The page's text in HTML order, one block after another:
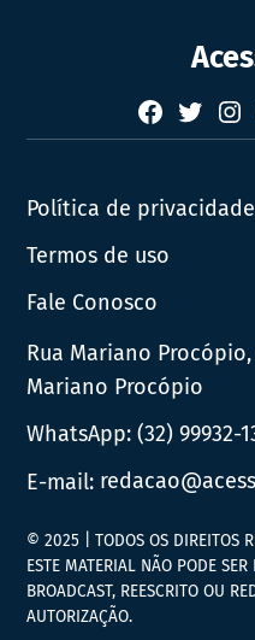
Facebook
Twitter
Política de privacidade
Termos de uso
Fale Conosco
Rua Mariano
Mariano Procópio
WhatsApp:(32) 99932-
E-mail:
© 2025 | TODOS OS DIREITOS
ESTE MATERIAL NÃO PODE
BROADCAST, REESCRITO OU
AUTORIZAÇÃO.